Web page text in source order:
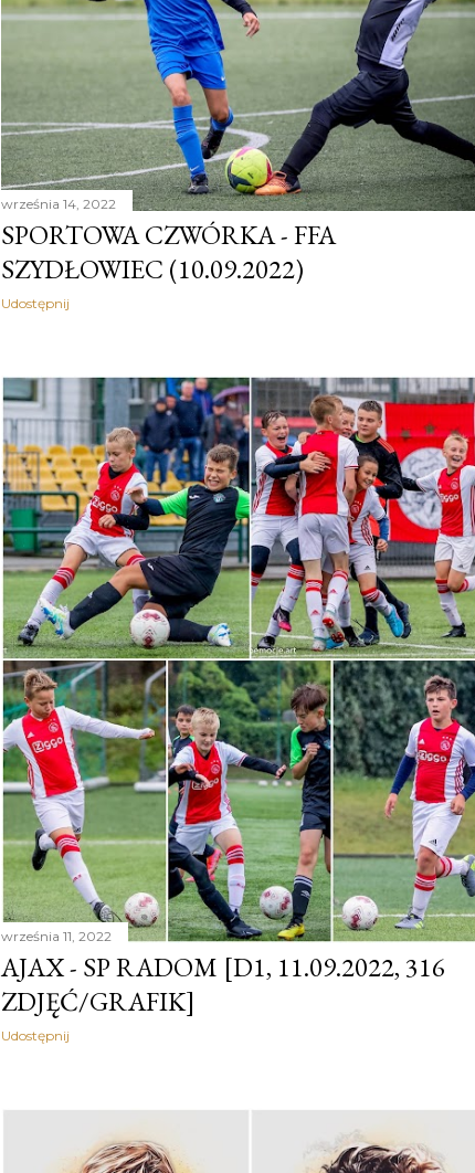
września 14, 2022
SPORTOWA CZWÓRKA - FFA
SZYDŁOWIEC (10.09.2022)
Udostępnij
września 11, 2022
AJAX - SP RADOM [D1, 11.09.2022, 316
ZDJĘĆ/GRAFIK]
Udostępnij